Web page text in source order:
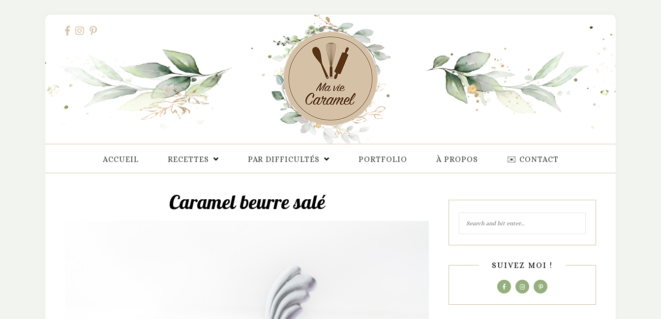
ACCUEIL RECETTES PAR DIFFICULTÉS PORTFOLIO À PROPOS ✉️ CONTACT
Caramel beurre salé
SUIVEZ MOI !